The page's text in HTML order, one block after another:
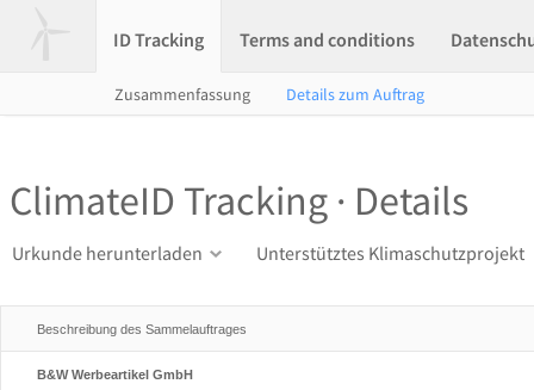
ID Tracking Terms and conditions
Zusammenfassung Details zum Auftrag
ClimateID Tracking · Details
Urkunde herunterladen Unterstütztes Klimaschutzprojekt
Beschreibung des Sammelauftrages
B&W Werbeartikel GmbH